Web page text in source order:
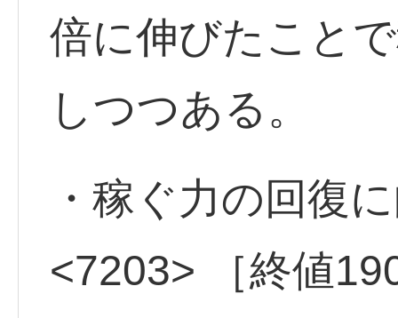
倍に伸びたこと
しつつある。
・稼ぐ力の回
<7203> ［終値